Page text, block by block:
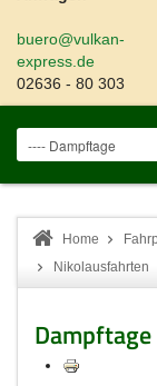
buero@vulkan-
express.de
02636 - 80 303
Home
Nikolausfahrten
Dampftage